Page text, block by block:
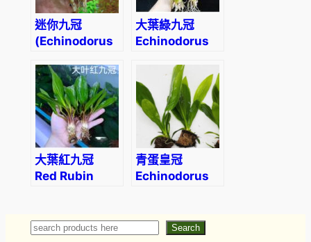
迷你九冠
(Echinodorus
大葉綠九冠
Echinodorus
大葉紅九冠
Red Rubin
青蛋皇冠
Echinodorus
Search Search